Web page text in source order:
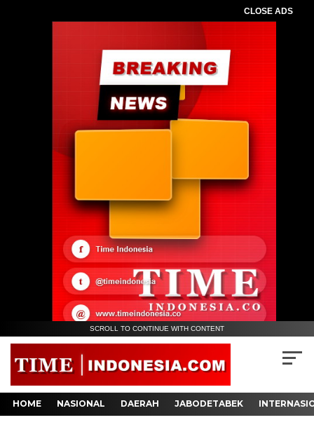
CLOSE ADS
SCROLL TO CONTINUE WITH CONTENT
HOME NASIONAL DAERAH JABODETABEK